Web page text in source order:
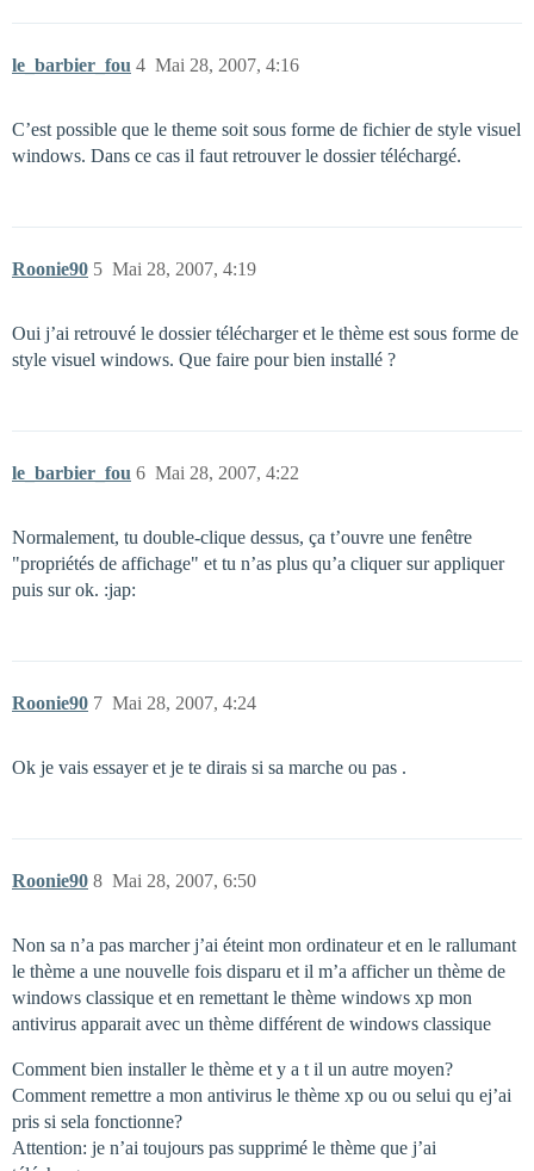
le_barbier_fou Mai 28, 2007, 4:16
4
C’est possible que le theme soit sous forme de fichier de style visuel
windows. Dans ce cas il faut retrouver le dossier téléchargé.
Roonie90 Mai 28, 2007, 4:19
5
Oui j’ai retrouvé le dossier télécharger et le thème est sous forme de
style visuel windows. Que faire pour bien installé ?
le_barbier_fou Mai 28, 2007, 4:22
6
Normalement, tu double-clique dessus, ça t’ouvre une fenêtre
"propriétés de affichage" et tu n’as plus qu’a cliquer sur appliquer
puis sur ok. :jap:
Roonie90 Mai 28, 2007, 4:24
7
Ok je vais essayer et je te dirais si sa marche ou pas .
Roonie90 Mai 28, 2007, 6:50
8
Non sa n’a pas marcher j’ai éteint mon ordinateur et en le rallumant
le thème a une nouvelle fois disparu et il m’a afficher un thème de
windows classique et en remettant le thème windows xp mon
antivirus apparait avec un thème différent de windows classique
Comment bien installer le thème et y a t il un autre moyen?
Comment remettre a mon antivirus le thème xp ou ou selui qu ej’ai
pris si sela fonctionne?
Attention: je n’ai toujours pas supprimé le thème que j’ai